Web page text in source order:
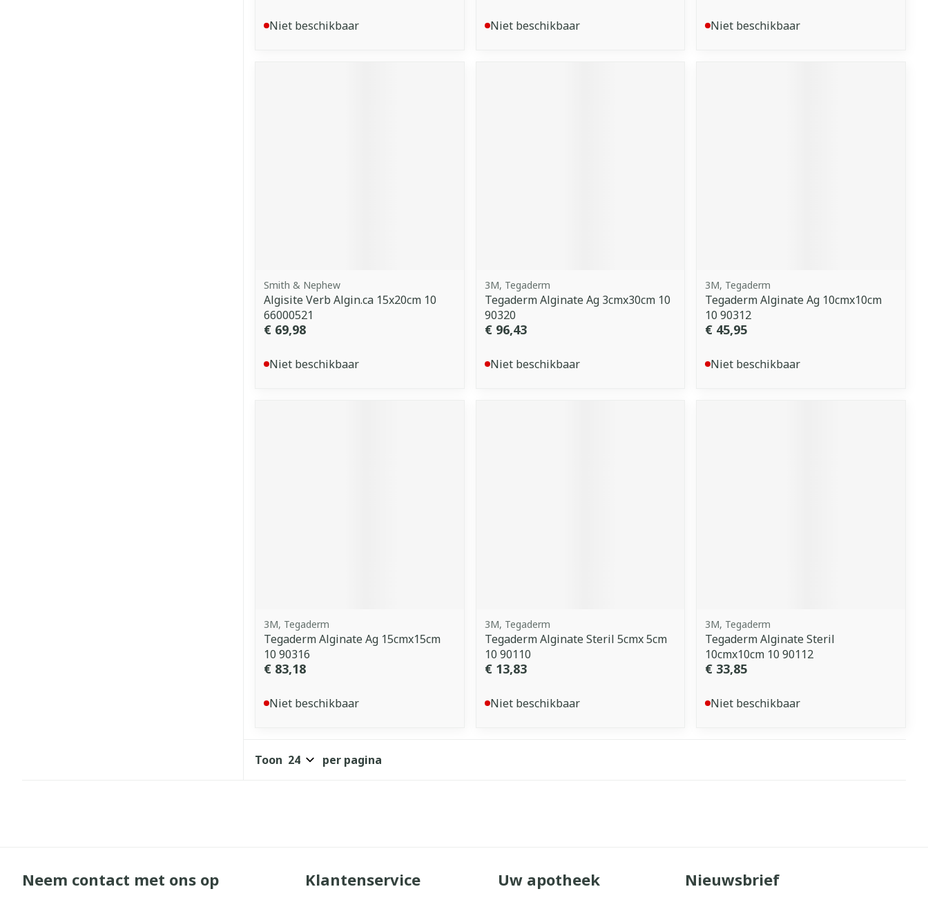
Niet beschikbaar Niet beschikbaar Niet beschikbaar
Smith & Nephew
Algisite Verb Algin.ca 15x20cm 10
66000521
€ 69,98
Niet beschikbaar
3M, Tegaderm
Tegaderm Alginate Ag 3cmx30cm 10
90320
€ 96,43
Niet beschikbaar
3M, Tegaderm
Tegaderm Alginate Ag 10cmx10cm
10 90312
€ 45,95
Niet beschikbaar
3M, Tegaderm
Tegaderm Alginate Ag 15cmx15cm
10 90316
€ 83,18
Niet beschikbaar
3M, Tegaderm
Tegaderm Alginate Steril 5cmx 5cm
10 90110
€ 13,83
Niet beschikbaar
3M, Tegaderm
Tegaderm Alginate Steril
10cmx10cm 10 90112
€ 33,85
Niet beschikbaar
Toon per pagina
Neem contact met ons op Klantenservice Uw apotheek Nieuwsbrief